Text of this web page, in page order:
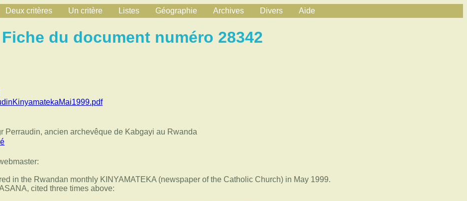
Deux critères Un critère Listes Géographie Archives Divers Aide
Fiche du document numéro 28342
Perraudin, ancien archevêque de Kabgayi au Rwanda
in the Rwandan monthly KINYAMATEKA (newspaper of the Catholic Church) in May 1999.
cited three times above: